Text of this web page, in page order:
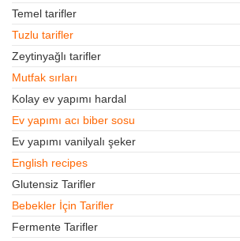
Temel tarifler
Tuzlu tarifler
Zeytinyağlı tarifler
Mutfak sırları
Kolay ev yapımı hardal
Ev yapımı acı biber sosu
Ev yapımı vanilyalı şeker
English recipes
Glutensiz Tarifler
Bebekler İçin Tarifler
Fermente Tarifler